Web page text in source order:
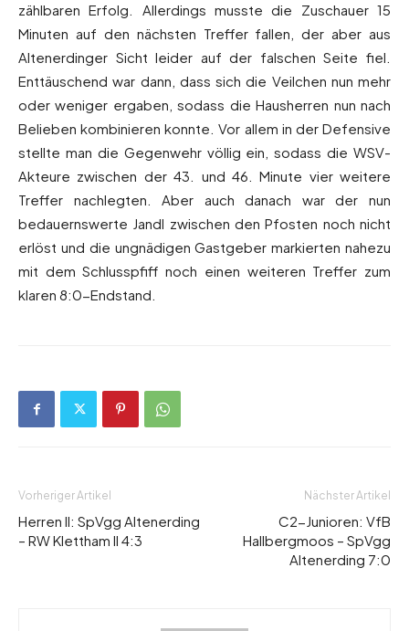
zählbaren Erfolg. Allerdings musste die Zuschauer 15
Minuten auf den nächsten Treffer fallen, der aber aus
Altenerdinger Sicht leider auf der falschen Seite fiel.
Enttäuschend war dann, dass sich die Veilchen nun mehr
oder weniger ergaben, sodass die Hausherren nun nach
Belieben kombinieren konnte. Vor allem in der Defensive
stellte man die Gegenwehr völlig ein, sodass die WSV-
Akteure zwischen der 43. und 46. Minute vier weitere
Treffer nachlegten. Aber auch danach war der nun
bedauernswerte Jandl zwischen den Pfosten noch nicht
erlöst und die ungnädigen Gastgeber markierten nahezu
mit dem Schlusspfiff noch einen weiteren Treffer zum
klaren 8:0-Endstand.
Vorheriger Artikel
Herren II: SpVgg Altenerding
– RW Klettham II 4:3
Nächster Artikel
C2-Junioren: VfB
Hallbergmoos – SpVgg
Altenerding 7:0